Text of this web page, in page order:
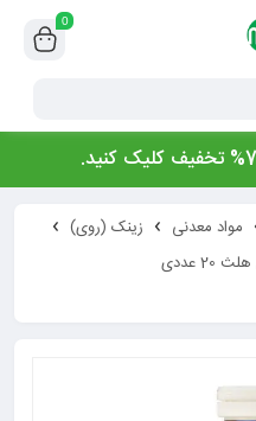
0
مواد معدنی
زینک (روی)
عددی